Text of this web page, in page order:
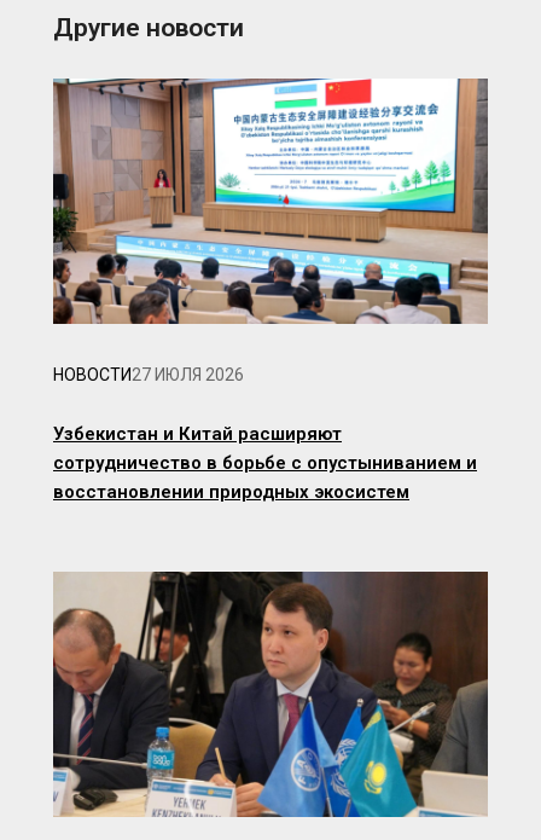
Другие новости
НОВОСТИ27 ИЮЛЯ 2026
Узбекистан и Китай расширяют
сотрудничество в борьбе с опустыниванием и
восстановлении природных экосистем